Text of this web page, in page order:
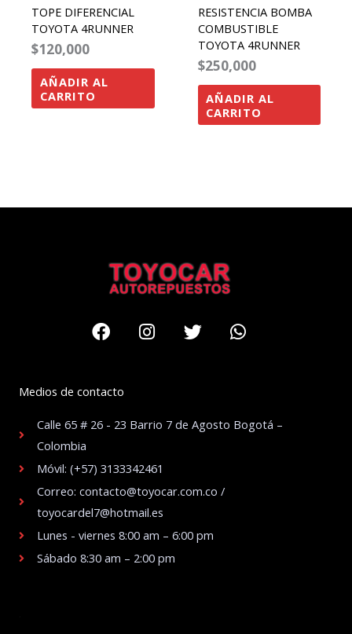
TOPE DIFERENCIAL
TOYOTA 4RUNNER
$120,000
AÑADIR AL
CARRITO
RESISTENCIA BOMBA
COMBUSTIBLE
TOYOTA 4RUNNER
$250,000
AÑADIR AL
CARRITO
FacebookInstagram
TwitterWhatsapp
Medios de contacto
Calle 65 # 26 - 23 Barrio 7 de Agosto Bogotá –
Colombia
Móvil: (+57) 3133342461
Correo: contacto@toyocar.com.co /
toyocardel7@hotmail.es
Lunes - viernes 8:00 am – 6:00 pm
Sábado 8:30 am – 2:00 pm